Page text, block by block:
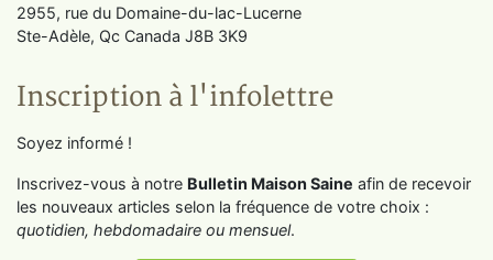
2955, rue du Domaine-du-lac-Lucerne
Ste-Adèle, Qc Canada J8B 3K9
Inscription à l'infolettre
Soyez informé !
Inscrivez-vous à notre Bulletin Maison Saine afin de recevoir
les nouveaux articles selon la fréquence de votre choix :
quotidien, hebdomadaire ou mensuel.